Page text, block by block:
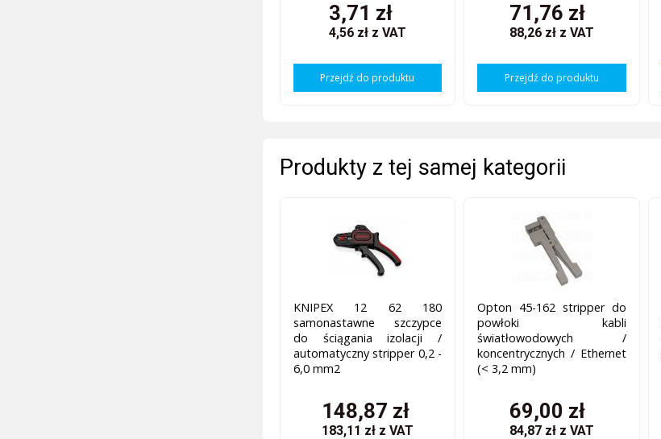
3,71 zł
4,56 zł z VAT
Przejdź do produktu
71,76 zł
88,26 zł z VAT
Przejdź do produktu
Produkty z tej samej kategorii
KNIPEX 12 62 180
samonastawne szczypce
do ściągania izolacji /
automatyczny stripper 0,2 -
6,0 mm2
148,87 zł
183,11 zł z VAT
Opton 45-162 stripper do
powłoki kabli
światłowodowych /
koncentrycznych / Ethernet
(< 3,2 mm)
69,00 zł
84,87 zł z VAT